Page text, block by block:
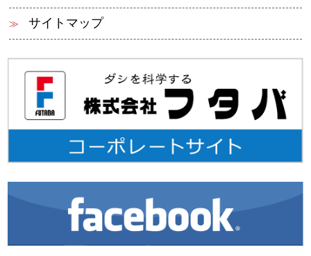
サイトマップ